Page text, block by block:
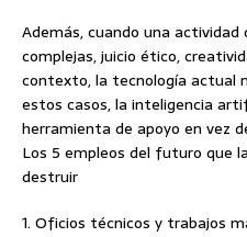
Además, cuando una
complejas, juicio ético,
contexto, la tecnología actual
estos casos, la inteligencia
herramienta de apoyo en vez
Los 5 empleos del futuro que
destruir
1. Oficios técnicos y trabajos